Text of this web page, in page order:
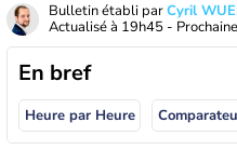
Bulletin établi parCyril
Actualisé à 19h45 -
En bref
Heure par Heure